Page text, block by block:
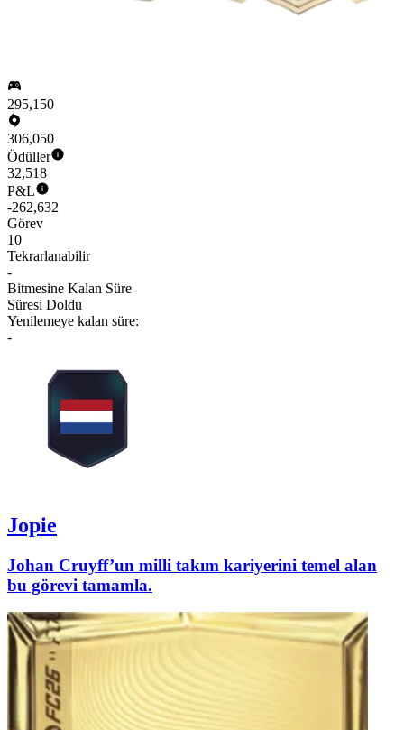
295,150
306,050
Ödüller
32,518
P&L
-262,632
Görev
10
Tekrarlanabilir
-
Bitmesine Kalan Süre
Süresi Doldu
Yenilemeye kalan süre:
-
Jopie
Johan Cruyff’un milli takım kariyerini temel alan
bu görevi tamamla.